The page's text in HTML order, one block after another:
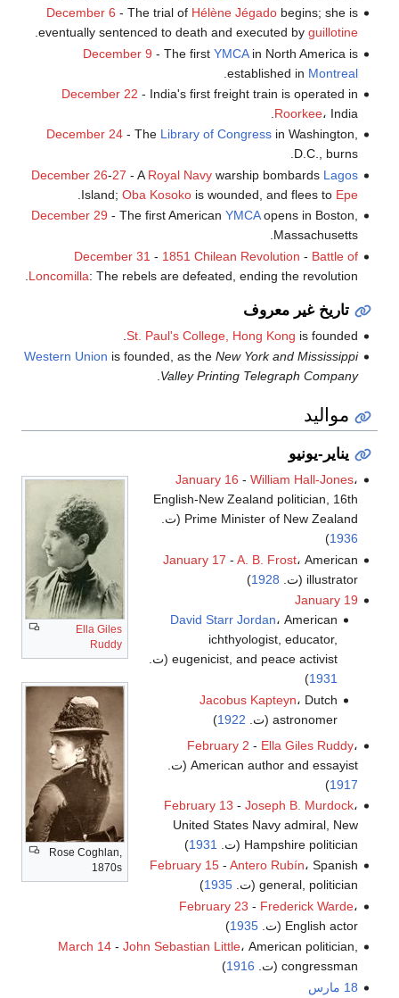
December 6 - The trial of Hélène Jégadobegins; she is
eventually sentenced to death and executed by guillotine
December 9 - The first YMCAin North America is
established in Montreal
December 22 - India's first freight train is operated in
Roorkee، India.
December 24- The Library of Congressin Washington,
D.C., burns.
December 26-27 - A Royal Navywarship bombards Lagos
Island; Oba Kosokois wounded, and flees to Epe
December 29 - The first American YMCAopens in Boston,
Massachusetts.
December 31 - 1851 Chilean Revolution - Battle of
Loncomilla: The rebels are defeated, ending the revolution.
تاريخ غير معروف
St. Paul's College, Hong Kong is founded.
Western Union is founded, as the New York and Mississippi
Valley Printing Telegraph Company
.
مواليد
يناير-يونيو
Ella Giles
Ruddy
Rose Coghlan,
1870s
January 16 - William Hall-Jones،
English-New Zealand politician, 16th
Prime Minister of New Zealand (ت.
1936
)
January 17 - A. B. Frost، American
illustrator (ت.
1928
)
January 19
David Starr Jordan، American
ichthyologist, educator,
eugenicist, and peace activist (ت.
1931
)
Jacobus Kapteyn، Dutch
astronomer (ت.
1922
)
February 2 - Ella Giles Ruddy،
American author and essayist (ت.
1917
)
February 13 - Joseph B. Murdock،
United States Navy admiral, New
Hampshire politician (ت.
1931
)
February 15- Antero Rubín، Spanish
general, politician (ت.
1935
)
February 23 - Frederick Warde،
English actor (ت.
1935
)
March 14- John Sebastian Little، American politician,
congressman (ت.
1916
)
18 مارس